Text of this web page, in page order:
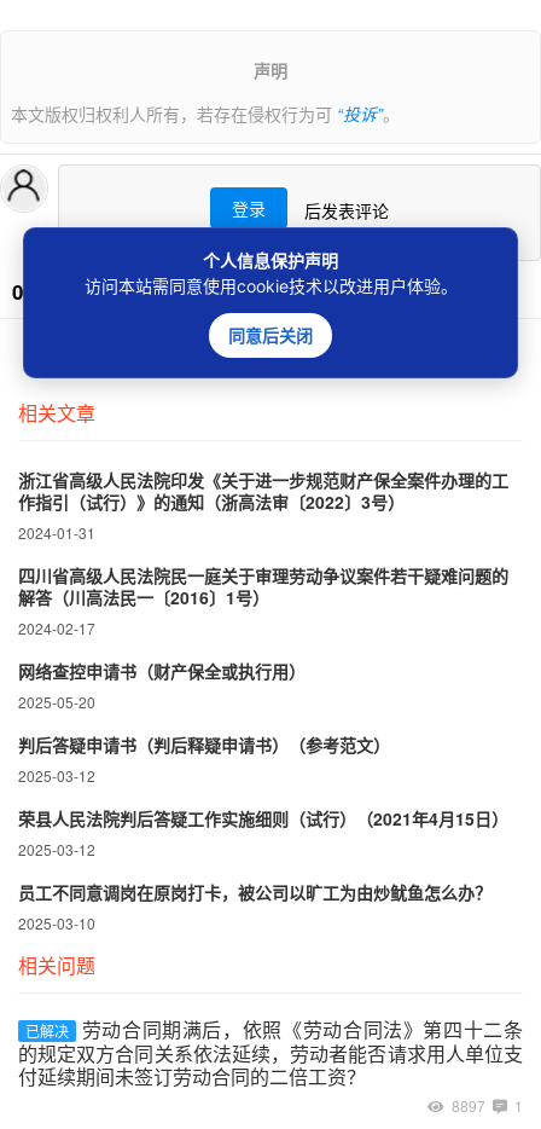
声明
本文版权归权利人所有，若存在侵权行为可 “投诉”。
登录 后发表评论
0条评论
还没有人评论过~
相关文章
浙江省高级人民法院印发《关于进一步规范财产保全案件办理的工
作指引（试行）》的通知（浙高法审〔2022〕3号）
2024-01-31
四川省高级人民法院民一庭关于审理劳动争议案件若干疑难问题的
解答（川高法民一〔2016〕1号）
2024-02-17
网络查控申请书（财产保全或执行用）
2025-05-20
判后答疑申请书（判后释疑申请书）（参考范文）
2025-03-12
荣县人民法院判后答疑工作实施细则（试行）（2021年4月15日）
2025-03-12
员工不同意调岗在原岗打卡，被公司以旷工为由炒鱿鱼怎么办？
2025-03-10
相关问题
已解决
劳动合同期满后，依照《劳动合同法》第四十二条
的规定双方合同关系依法延续，劳动者能否请求用人单位支
付延续期间未签订劳动合同的二倍工资？
8897 1
个人信息保护声明
访问本站需同意使用cookie技术以改进用户体验。
同意后关闭